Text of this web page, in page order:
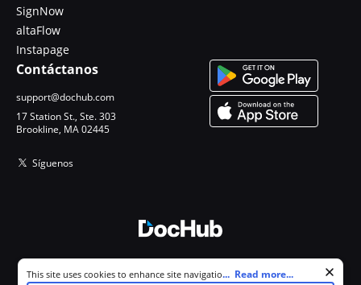
SignNow
altaFlow
Instapage
Contáctanos
support@dochub.com
17 Station St., Ste. 303
Brookline, MA 02445
Síguenos
Todos los derechos reservados.
Cookie consent notice
This site uses cookies to enhance site navigation and personalize
... Read more...